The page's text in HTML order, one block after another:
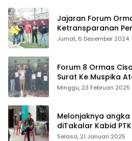
Jajaran Forum
Ketransparanan
Damkar Di
Jumat, 6 Desember 2024
Forum 8 Ormas
Surat Ke Muspika
Matel di Cisoka
Minggu, 23 Februari 2025
Melonjaknya angka
diTakalar Kabid
angkat bicara
Selasa, 21 Januari 2025